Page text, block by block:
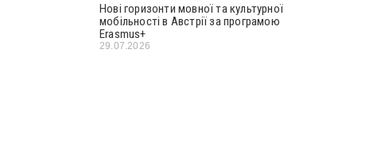
Нові горизонти мовної та культурної
мобільності в Австрії за програмою
Erasmus+
29.07.2026